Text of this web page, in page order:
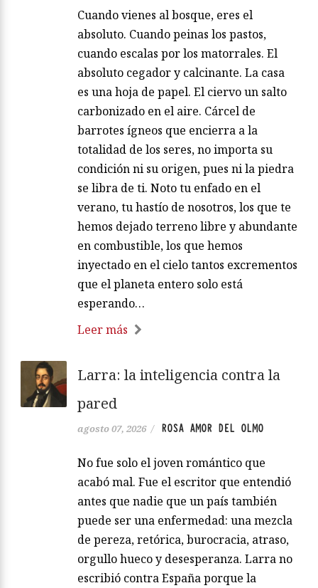
Cuando vienes al bosque, eres el
absoluto. Cuando peinas los pastos,
cuando escalas por los matorrales. El
absoluto cegador y calcinante. La casa
es una hoja de papel. El ciervo un salto
carbonizado en el aire. Cárcel de
barrotes ígneos que encierra a la
totalidad de los seres, no importa su
condición ni su origen, pues ni la piedra
se libra de ti. Noto tu enfado en el
verano, tu hastío de nosotros, los que te
hemos dejado terreno libre y abundante
en combustible, los que hemos
inyectado en el cielo tantos excrementos
que el planeta entero solo está
esperando…
Leer más
Larra: la inteligencia contra la
pared
agosto 07, 2026 / ROSA AMOR DEL OLMO
No fue solo el joven romántico que
acabó mal. Fue el escritor que entendió
antes que nadie que un país también
puede ser una enfermedad: una mezcla
de pereza, retórica, burocracia, atraso,
orgullo hueco y desesperanza. Larra no
escribió contra España porque la